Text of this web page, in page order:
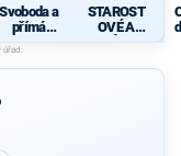
Svoboda a
přímá
demokraci
e (SPD)
STAROST
OVÉ A
NEZÁVISL